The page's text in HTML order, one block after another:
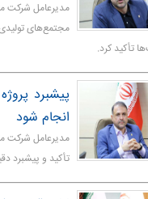
مدیرعامل شرکت
مجتمع‌های
تأکید کرد.
پیشبرد
انجام شود
مدیرعامل شرکت
تأکید و پیشبرد